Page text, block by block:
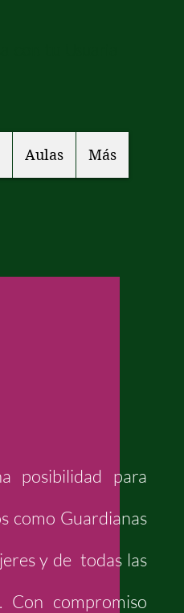
Aulas Más
posibilidad para
como Guardianas
y de todas las
Con compromiso